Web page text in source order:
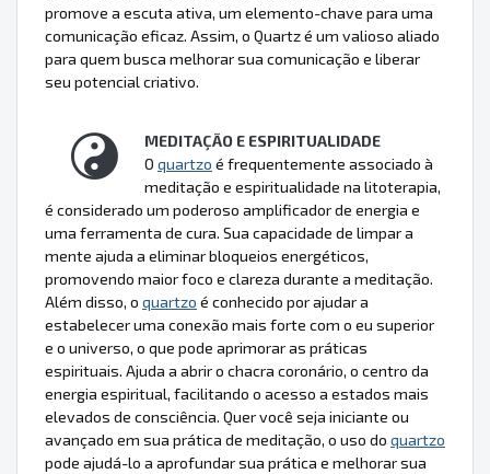
promove a escuta ativa, um elemento-chave para uma
comunicação eficaz. Assim, o Quartz é um valioso aliado
para quem busca melhorar sua comunicação e liberar
seu potencial criativo.
MEDITAÇÃO E ESPIRITUALIDADE
O quartzo é frequentemente associado à
meditação e espiritualidade na litoterapia,
é considerado um poderoso amplificador de energia e
uma ferramenta de cura. Sua capacidade de limpar a
mente ajuda a eliminar bloqueios energéticos,
promovendo maior foco e clareza durante a meditação.
Além disso, o quartzo é conhecido por ajudar a
estabelecer uma conexão mais forte com o eu superior
e o universo, o que pode aprimorar as práticas
espirituais. Ajuda a abrir o chacra coronário, o centro da
energia espiritual, facilitando o acesso a estados mais
elevados de consciência. Quer você seja iniciante ou
avançado em sua prática de meditação, o uso do quartzo
pode ajudá-lo a aprofundar sua prática e melhorar sua